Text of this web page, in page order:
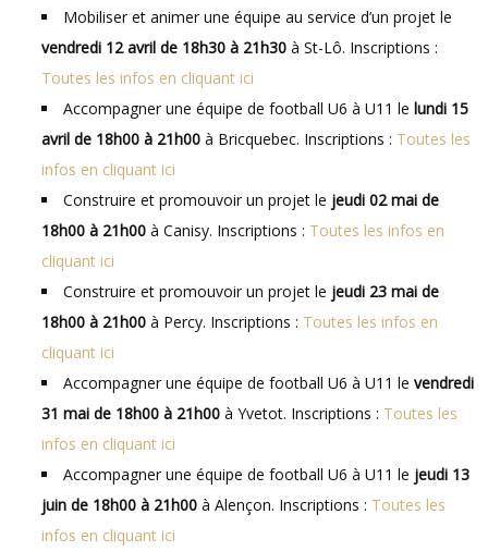
Mobiliser et animer une équipe au service d’un projet le
vendredi 12 avril de 18h30 à 21h30 à St-Lô. Inscriptions :
Toutes les infos en cliquant ici
Accompagner une équipe de football U6 à U11 le lundi 15
avril de 18h00 à 21h00 à Bricquebec. Inscriptions : Toutes les
infos en cliquant ici
Construire et promouvoir un projet le jeudi 02 mai de
18h00 à 21h00 à Canisy. Inscriptions : Toutes les infos en
cliquant ici
Construire et promouvoir un projet le jeudi 23 mai de
18h00 à 21h00 à Percy. Inscriptions : Toutes les infos en
cliquant ici
Accompagner une équipe de football U6 à U11 le vendredi
31 mai de 18h00 à 21h00 à Yvetot. Inscriptions : Toutes les
infos en cliquant ici
Accompagner une équipe de football U6 à U11 le jeudi 13
juin de 18h00 à 21h00 à Alençon. Inscriptions : Toutes les
infos en cliquant ici